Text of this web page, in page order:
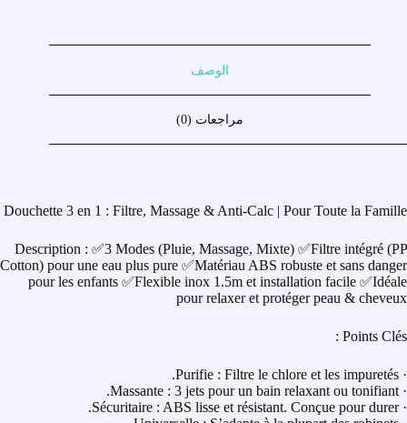
الوصف
مراجعات (0)
Douchette 3 en 1 : Filtre, Massage & Anti-Calc | Pour Toute la Famille
Description : ✅3 Modes (Pluie, Massage, Mixte) ✅Filtre intégré (PP
Cotton) pour une eau plus pure ✅Matériau ABS robuste et sans danger
pour les enfants ✅Flexible inox 1.5m et installation facile ✅Idéale
pour relaxer et protéger peau & cheveux
Points Clés :
· Purifie : Filtre le chlore et les impuretés.
· Massante : 3 jets pour un bain relaxant ou tonifiant.
· Sécuritaire : ABS lisse et résistant. Conçue pour durer.